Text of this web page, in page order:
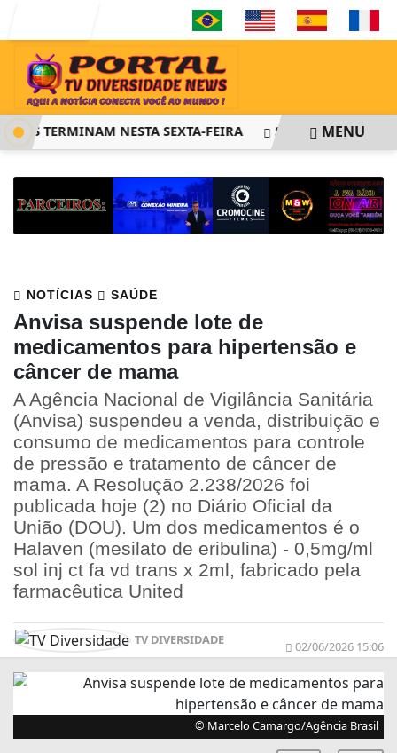
TERMINAM NESTA SEXTA-FEIRA SAIBA COMO PEDIR
MENU
NOTÍCIAS SAÚDE
Anvisa suspende lote de
medicamentos para hipertensão e
câncer de mama
A Agência Nacional de Vigilância Sanitária
(Anvisa) suspendeu a venda, distribuição e
consumo de medicamentos para controle
de pressão e tratamento de câncer de
mama. A Resolução 2.238/2026 foi
publicada hoje (2) no Diário Oficial da
União (DOU). Um dos medicamentos é o
Halaven (mesilato de eribulina) - 0,5mg/ml
sol inj ct fa vd trans x 2ml, fabricado pela
farmacêutica United
TV DIVERSIDADE 02/06/2026 15:06
© Marcelo Camargo/Agência Brasil